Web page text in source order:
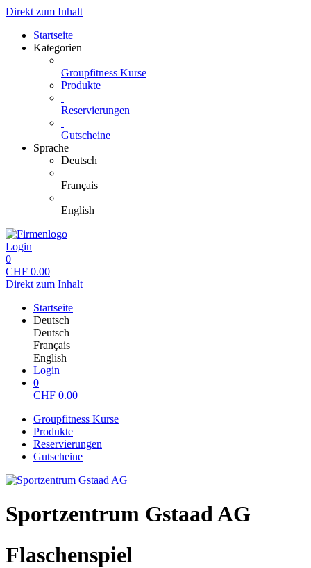
Direkt zum Inhalt
Startseite
Kategorien
Groupfitness Kurse
Produkte
Reservierungen
Gutscheine
Sprache
Deutsch
Français
English
Login
0
CHF 0.00
Direkt zum Inhalt
Startseite
Deutsch
Deutsch
Français
English
Login
0
CHF 0.00
Groupfitness Kurse
Produkte
Reservierungen
Gutscheine
Sportzentrum Gstaad AG
Flaschenspiel